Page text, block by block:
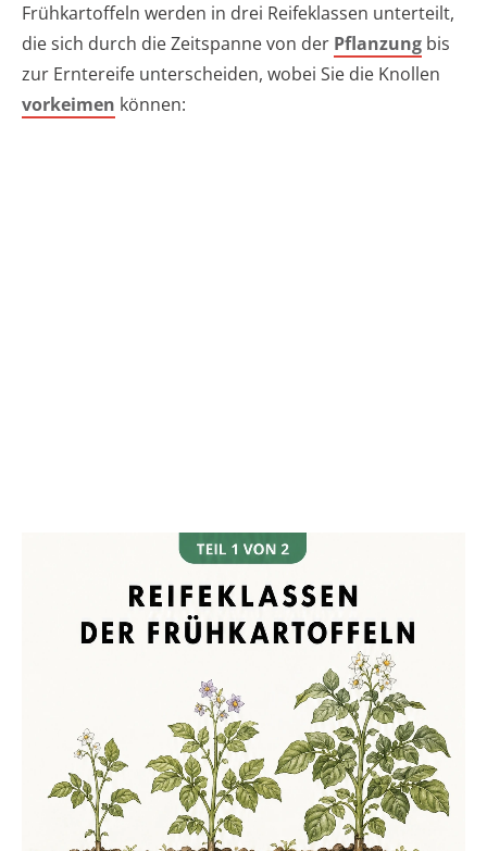
Frühkartoffeln werden in drei Reifeklassen unterteilt,
die sich durch die Zeitspanne von der Pflanzung bis
zur Erntereife unterscheiden, wobei Sie die Knollen
vorkeimen können: